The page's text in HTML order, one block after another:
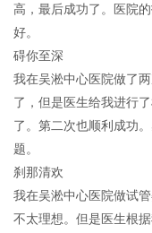
高，最后成功了。医院
好。
碍你至深
我在吴淞中心医院做了
了，但是医生给我进行
了。第二次也顺利成功
题。
刹那清欢
我在吴淞中心医院做试
不太理想。但是医生根